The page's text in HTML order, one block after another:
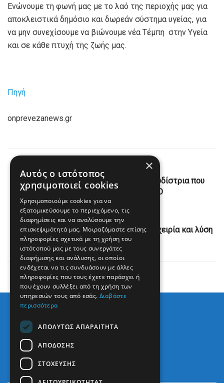
Ενώνουμε τη φωνή μας με το λαό της περιοχής μας για
αποκλειστικά δημόσιο και δωρεάν σύστημα υγείας, για
να μην συνεχίσουμε να βιώνουμε νέα Τέμπη στην Υγεία
και σε κάθε πτυχή της ζωής μας.
Πηγή
onprevezanews.gr
Βασιλιάς Κάρολος: Αυτή είναι η τραγουδίστρια που
αγαπάει να ακούει – ΒΙΝΤΕΟ
Next Post
Έκκληση για ανθρωπιστική βοήθεια, εκεχειρία και λύση
δύο κρατών στη Γάζα
×
Αυτός ο ιστότοπος
χρησιμοποιεί cookies
Χρησιμοποιούμε cookies για να
εξατομικεύσουμε το περιεχόμενο, τις
διαφημίσεις και να αναλύσουμε την
επισκεψιμότητά μας. Μοιραζόμαστε επίσης
πληροφορίες σχετικά με τη χρήση του
ιστότοπού μας με τους συνεργάτες
διαφήμισης και ανάλυσης, οι οποίοι
ενδέχεται να τις συνδυάσουν με άλλες
πληροφορίες που τους έχετε παράσχει ή
που έχουν συλλέξει από τη χρήση των
υπηρεσιών τους από εσάς. Διαβάστε
περισσότερα
ΑΠΟΛΎΤΩΣ ΑΠΑΡΑΊΤΗΤΑ
ΑΠΌΔΟΣΗΣ
ΣΤΌΧΕΥΣΗΣ